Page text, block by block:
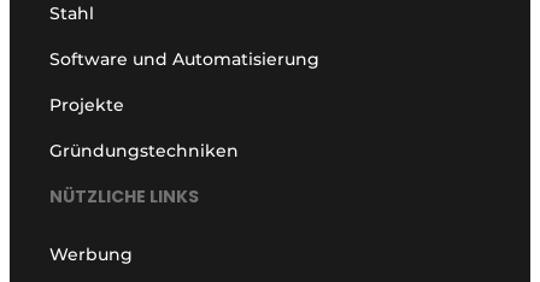
Stahl
Software und Automatisierung
Projekte
Gründungstechniken
NÜTZLICHE LINKS
Werbung